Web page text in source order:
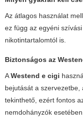
Az átlagos használat
ez függ az egyéni
nikotintartalomtól is.
Biztonságos az
AWestend e cigi
bejutását a
tekinthető, ezért fontos
nemdohányzók